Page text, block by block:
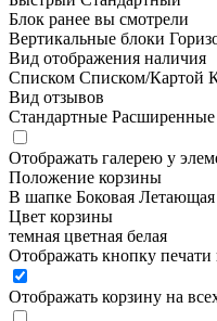
Блок ранее вы смотрели
Вертикальные блоки
Вид отображения наличия
Списком Списком/Картой
Вид отзывов
Стандартные Расширенные
Отображать галерею у
Положение корзины
В шапке Боковая Летающая
Цвет корзины
темная цветная белая
Отображать кнопку печати
Отображать корзину на